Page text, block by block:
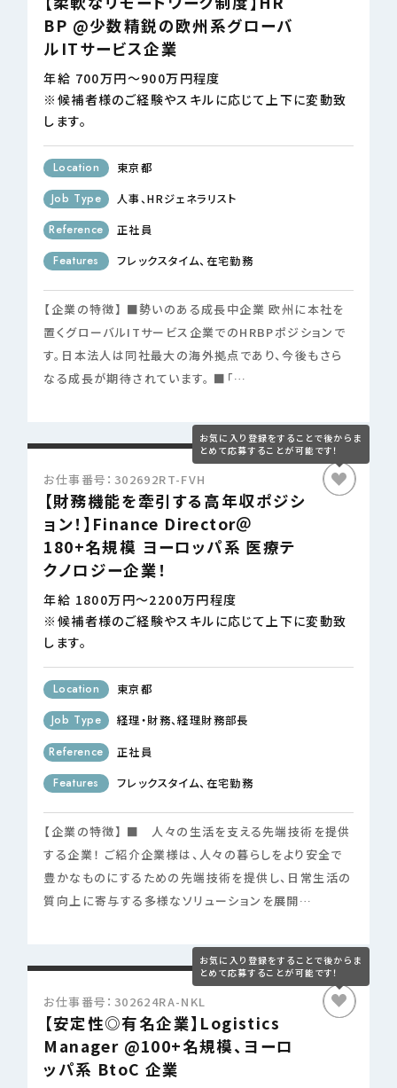
BP @少数精鋭の欧州系グローバ
ルITサービス企業
年給 700万円～900万円程度
※候補者様のご経験やスキルに応じて上下に変動致
します。
Location
東京都
Job Type
人事 HRジェネラリスト
Reference
正社員
Features
フレックスタイム 在宅勤務
【企業の特徴】 ■勢いのある成長中企業 欧州に本社を
置くグローバルITサービス企業でのHRBPポジションで
す。日本法人は同社最大の海外拠点であり、今後もさら
なる成長が期待されています。 ■「…
お仕事番号：302692RT-FVH
【財務機能を牽引する高年収ポジシ
ョン！】Finance Director＠
180+名規模 ヨーロッパ系 医療テ
クノロジー企業！
年給 1800万円～2200万円程度
※候補者様のご経験やスキルに応じて上下に変動致
します。
Location
東京都
Job Type
経理・財務 経理財務部長
Reference
正社員
Features
フレックスタイム 在宅勤務
【企業の特徴】 ■ 人々の生活を支える先端技術を提供
する企業！ ご紹介企業様は、人々の暮らしをより安全で
豊かなものにするための先端技術を提供し、日常生活の
質向上に寄与する多様なソリューションを展開…
お仕事番号：302624RA-NKL
【安定性◎有名企業】Logistics
Manager @100+名規模、ヨーロ
ッパ系 BtoC 企業